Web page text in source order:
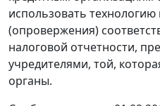
использовать
(опровержения)
налоговой отчетности,
учредителями, той,
органы.